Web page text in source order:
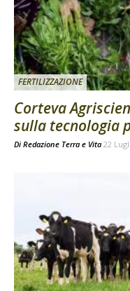
FERTILIZZAZIONE
Corteva
sulla tecnologia
Di Redazione Terra e Vita 22